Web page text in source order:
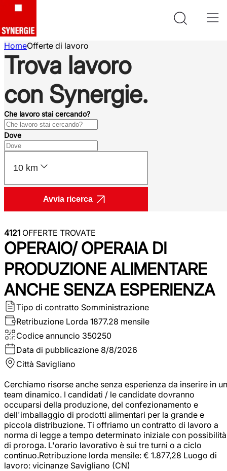
HomeOfferte di lavoro
Trova lavoro
con Synergie.
Che lavoro stai cercando?
Dove
10 km
Avvia ricerca
4121 OFFERTE TROVATE
OPERAIO/ OPERAIA DI
PRODUZIONE ALIMENTARE
ANCHE SENZA ESPERIENZA
Tipo di contratto Somministrazione
Retribuzione Lorda 1877.28 mensile
Codice annuncio 350250
Data di pubblicazione 8/8/2026
Città Savigliano
Cerchiamo risorse anche senza esperienza da inserire in un
team dinamico. I candidati / le candidate dovranno
occuparsi della produzione, del confezionamento e
dell'imballaggio di prodotti alimentari per la grande e
piccola distribuzione. Ti offriamo un contratto di lavoro a
norma di legge a tempo determinato iniziale con possibilità
di proroga. L'orario lavorativo è sui tre turni o a ciclo
continuo.Retribuzione lorda mensile: € 1.877,28 Luogo di
lavoro: vicinanze Savigliano (CN)